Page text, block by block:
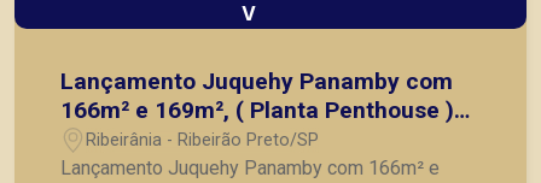
V
Lançamento Juquehy Panamby com
166m² e 169m², ( Planta Penthouse )
Próximo Parque do Curupira em
Ribeirão Preto SP
Ribeirânia - Ribeirão Preto/SP
Lançamento Juquehy Panamby com 166m² e